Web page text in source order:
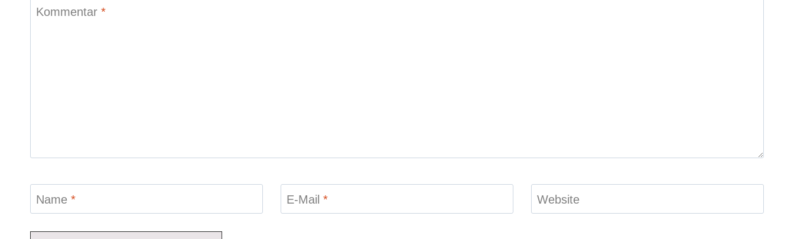
Kommentar *
Name * E-Mail * Website